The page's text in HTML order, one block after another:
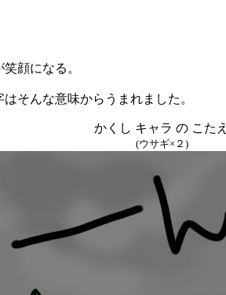
顔になる。
そんな意味からうまれました。
かくし キャラ の こたえ
(ウサギ×２)